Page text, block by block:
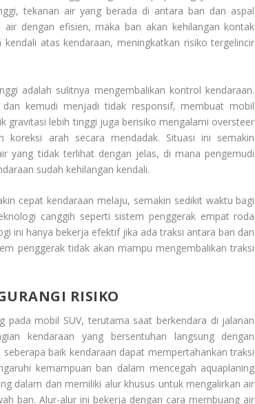
tekanan air yang berada di antara ban dan aspal
dengan efisien, maka ban akan kehilangan kontak
atas kendaraan, meningkatkan risiko tergelincir
adalah sulitnya mengembalikan kontrol kendaraan.
kemudi menjadi tidak responsif, membuat mobil
gravitasi lebih tinggi juga berisiko mengalami oversteer
koreksi arah secara mendadak. Situasi ini semakin
yang tidak terlihat dengan jelas, di mana pengemudi
sudah kehilangan kendali.
cepat kendaraan melaju, semakin sedikit waktu bagi
canggih seperti sistem penggerak empat roda
ini hanya bekerja efektif jika ada traksi antara ban dan
penggerak tidak akan mampu mengembalikan traksi
RISIKO
pada mobil SUV, terutama saat berkendara di jalanan
kendaraan yang bersentuhan langsung dengan
baik kendaraan dapat mempertahankan traksi
kemampuan ban dalam mencegah aquaplaning
dalam dan memiliki alur khusus untuk mengalirkan air
ban. Alur-alur ini bekerja dengan cara membuang air